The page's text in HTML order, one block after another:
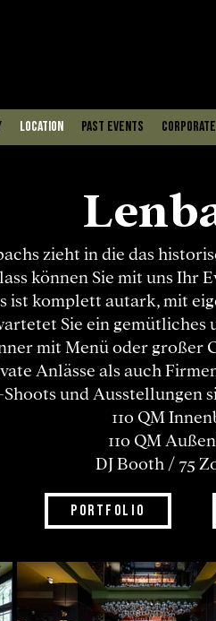
Location PAST EVENTS
zieht in die das
können Sie mit uns Ihr
ist komplett autark, mit
Sie ein gemütliches
mit Menü oder großer
Anlässe als auch
und Ausstellungen
110 QM
110 QM
DJ Booth / 75
PORTFOLIO